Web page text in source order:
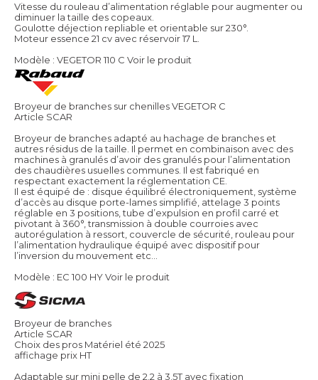
Vitesse du rouleau d’alimentation réglable pour augmenter ou
diminuer la taille des copeaux.
Goulotte déjection repliable et orientable sur 230°.
Moteur essence 21 cv avec réservoir 17 L.
Modèle : VEGETOR 110 C Voir le produit
Broyeur de branches sur chenilles VEGETOR C
Article SCAR
Broyeur de branches adapté au hachage de branches et
autres résidus de la taille. Il permet en combinaison avec des
machines à granulés d’avoir des granulés pour l’alimentation
des chaudières usuelles communes. Il est fabriqué en
respectant exactement la réglementation CE.
Il est équipé de : disque équilibré électroniquement, système
d’accès au disque porte-lames simplifié, attelage 3 points
réglable en 3 positions, tube d’expulsion en profil carré et
pivotant à 360°, transmission à double courroies avec
autorégulation à ressort, couvercle de sécurité, rouleau pour
l’alimentation hydraulique équipé avec dispositif pour
l’inversion du mouvement etc…
Modèle : EC 100 HYVoir le produit
Broyeur de branches
Article SCAR
Choix des pros Matériel été 2025
affichage prix HT
Adaptable sur mini pelle de 2.2 à 3.5T avec fixation